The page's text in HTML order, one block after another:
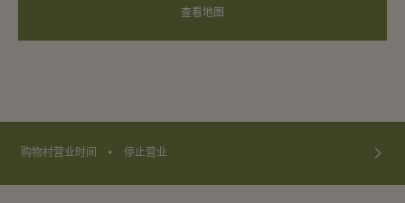
查看地图
购物村营业时间 ⬩ 停止营业